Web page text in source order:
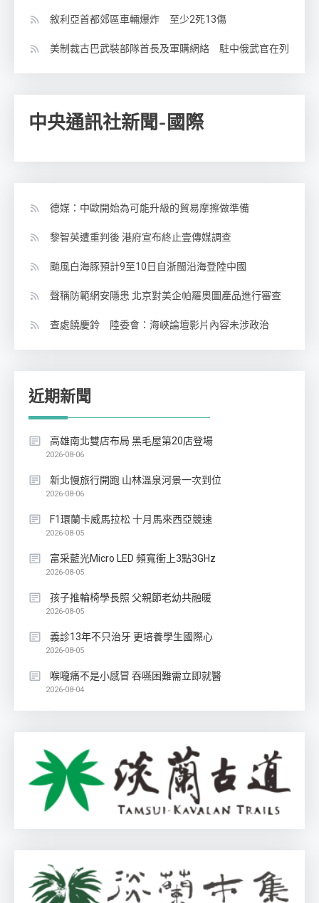
敘利亞首都郊區車輛爆炸 至少2死13傷
美制裁古巴武裝部隊首長及軍購網絡 駐中俄武官在列
中央通訊社新聞-國際
德媒：中歐開始為可能升級的貿易摩擦做準備
黎智英遭重判後 港府宣布終止壹傳媒調查
颱風白海豚預計9至10日自浙閩沿海登陸中國
聲稱防範網安隱患 北京對美企帕羅奧圖產品進行審查
查處饒慶鈴 陸委會：海峽論壇影片內容未涉政治
近期新聞
高雄南北雙店布局 黑毛屋第20店登場
2026-08-06
新北慢旅行開跑 山林溫泉河景一次到位
2026-08-06
F1環蘭卡威馬拉松 十月馬來西亞競速
2026-08-05
富采藍光Micro LED 頻寬衝上3點3GHz
2026-08-05
孩子推輪椅學長照 父親節老幼共融暖
2026-08-05
義診13年不只治牙 更培養學生國際心
2026-08-05
喉嚨痛不是小感冒 吞嚥困難需立即就醫
2026-08-04